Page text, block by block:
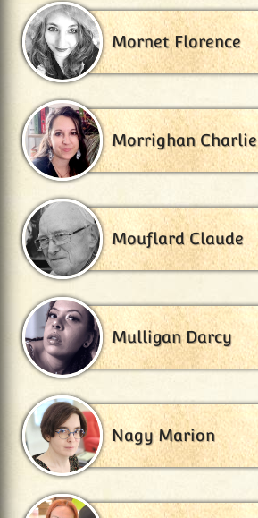
Mornet Florence
Morrighan Charlie
Mouflard Claude
Mulligan Darcy
Nagy Marion